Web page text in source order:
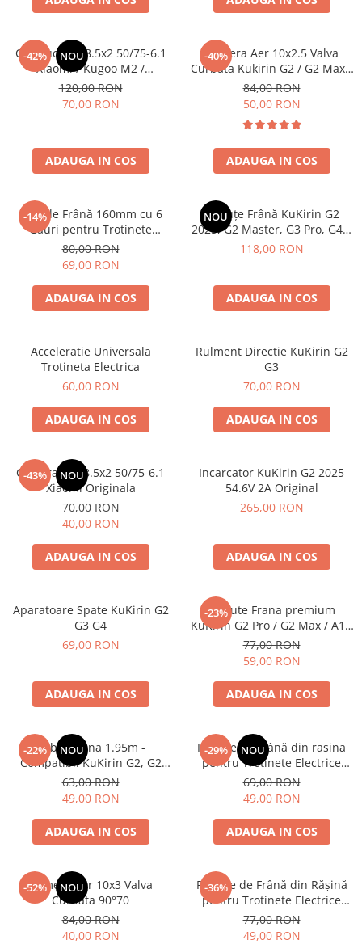
https://www.doctortrotineta.ro/lumini
Stop trotineta
https://www.doctortrotineta.ro/cadru
Cricuri trotineta
Suruburi
-42% NOU
Cauciuc Plin 8.5x2 50/75-6.1
Xiaomi / Kugoo M2 /
Ducati/Evergreen/Motus/
120,00 RON
70,00 RON
ADAUGA IN COS
-40%
Camera Aer 10x2.5 Valva
Curbata Kukirin G2 / G2 Max /
G2 Master
84,00 RON
50,00 RON
ADAUGA IN COS
-14%
Disc de Frână 160mm cu 6
Găuri pentru Trotinete
Electrice KuKirin G4 (Model
2025) și KuKirin G2 –
Performanță Premium
80,00 RON
69,00 RON
ADAUGA IN COS
NOU
Plăcuțe Frână KuKirin G2
2025, G2 Master, G3 Pro, G4 –
4 Bucăți (Set Complet Față +
118,00 RON
ADAUGA IN COS
Acceleratie Universala
Trotineta Electrica
60,00 RON
ADAUGA IN COS
Rulment Directie KuKirin G2
G3
70,00 RON
ADAUGA IN COS
-43% NOU
Camera Aer 8.5x2 50/75-6.1
Xiaomi Originala
70,00 RON
40,00 RON
ADAUGA IN COS
Incarcator KuKirin G2 2025
54.6V 2A Original
265,00 RON
ADAUGA IN COS
Aparatoare Spate KuKirin G2
G3 G4
69,00 RON
ADAUGA IN COS
-23%
Placute Frana premium
KuKirin G2 Pro / G2 Max / A1 /
M4 Max Semi-Metalice
77,00 RON
59,00 RON
ADAUGA IN COS
-22% NOU
Cablu Frana 1.95m -
Compatibil KuKirin G2, G2
Max, G3, G2 Master
63,00 RON
49,00 RON
ADAUGA IN COS
-29% NOU
Plăcuțe de Frână din rasina
pentru Trotinete Electrice
KuKirin G2, G2 Master, G3 și
G4 – Calitate Standard (Set 2
Bucăți)
69,00 RON
49,00 RON
ADAUGA IN COS
-52% NOU
Camera Aer 10x3 Valva
Curbata 90°70
84,00 RON
40,00 RON
-36%
Plăcuțe de Frână din Rășină
pentru Trotinete Electrice
KuKirin G2 Pro, G2 Max, A1 și
M4 Max – Calitate Standard
77,00 RON
49,00 RON